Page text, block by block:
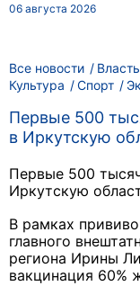
06 августа 2026
Все новости Власть
Культура
Спорт
Первые 500
в Иркутскую
Первые 500
Иркутскую
В рамках
главного
региона Ирины
вакцинация 60%